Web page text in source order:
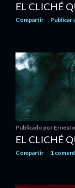
EL CLICHÉ
Compartir Publicar
Publicado por
EL CLICHÉ
Compartir 1